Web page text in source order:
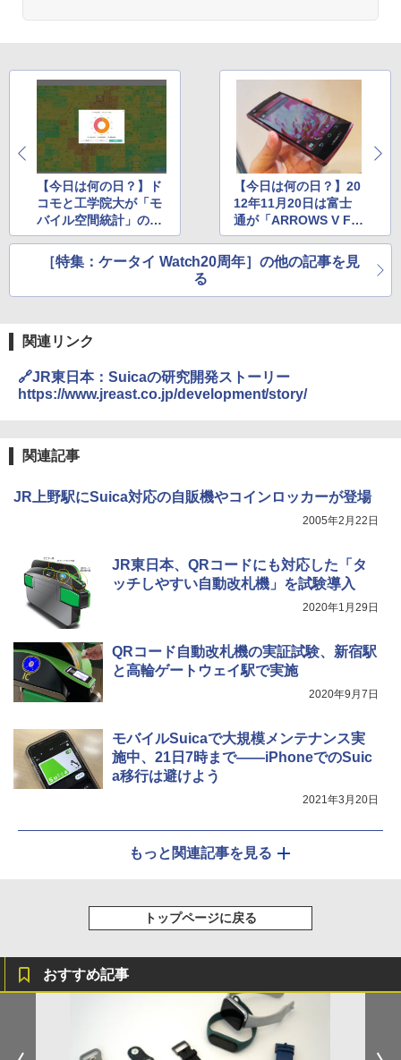
【今日は何の日？】ド
コモと工学院大が「モ
バイル空間統計」の共
同研究を発表した日
【今日は何の日？】20
12年11月20日は富士
通が「ARROWS V F-0
4E」「ARROWS kiss
F-03E」を紹介した日
［特集：ケータイ Watch20周年］の他の記事を見
る
関連リンク
🔗JR東日本：Suicaの研究開発ストーリー
https://www.jreast.co.jp/development/story/
関連記事
JR上野駅にSuica対応の自販機やコインロッカーが登場
2005年2月22日
JR東日本、QRコードにも対応した「タ
ッチしやすい自動改札機」を試験導入
2020年1月29日
QRコード自動改札機の実証試験、新宿駅
と高輪ゲートウェイ駅で実施
2020年9月7日
モバイルSuicaで大規模メンテナンス実
施中、21日7時まで――iPhoneでのSuic
a移行は避けよう
2021年3月20日
もっと関連記事を見る
トップページに戻る
おすすめ記事